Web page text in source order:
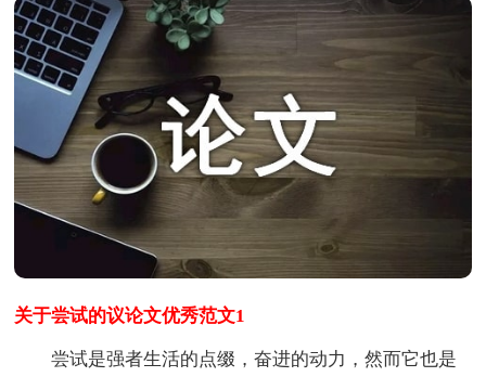
关于尝试的议论文优秀范文1
尝试是强者生活的点缀，奋进的动力，然而它也是